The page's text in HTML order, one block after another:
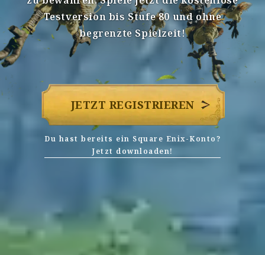
Testversion bis Stufe 80 und ohne
begrenzte Spielzeit!
JETZT REGISTRIEREN
Du hast bereits ein Square Enix-Konto?
Jetzt downloaden!